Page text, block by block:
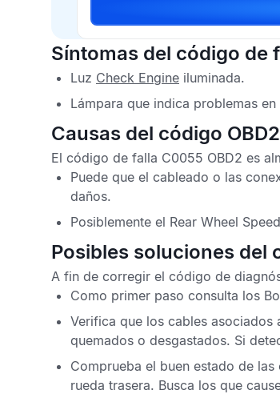
Síntomas del código de
Luz Check Engine iluminada.
Lámpara que indica problemas en
Causas del código
El código de falla C0055 OBD2 es
Puede que el cableado o las
daños.
Posiblemente el Rear Wheel
Posibles soluciones del
A fin de corregir el código de
Como primer paso consulta los
Verifica que los cables asociados
quemados o desgastados. Si
Comprueba el buen estado de
rueda trasera. Busca los que